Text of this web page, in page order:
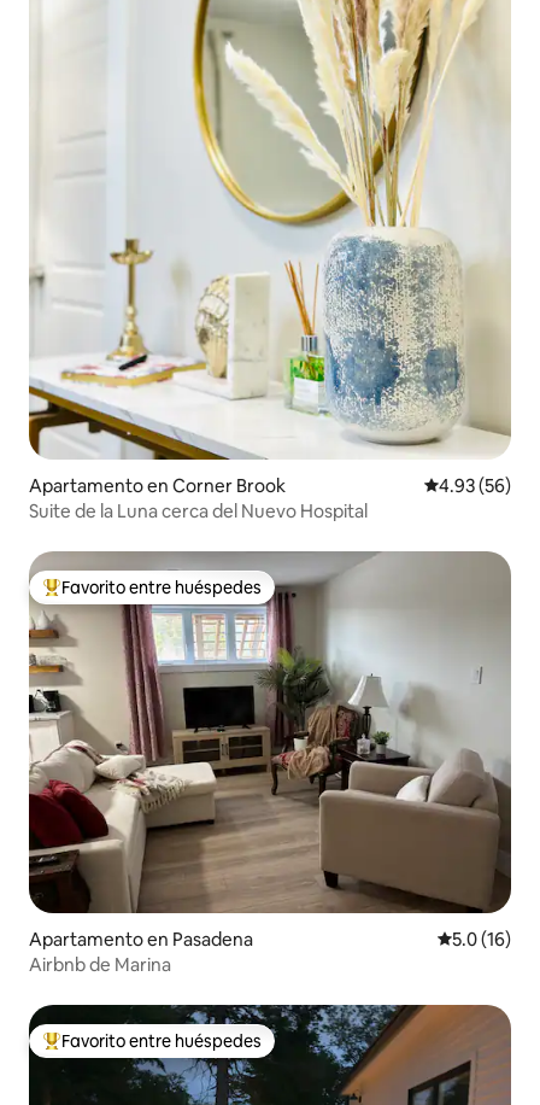
Apartamento en Corner Brook Calificación
4.93 (56)
Suite de la Luna cerca del Nuevo Hospital
Favorito entre huéspedes preferido
Favorito entre huéspedes
Apartamento en Pasadena Calificación
5.0 (16)
Airbnb de Marina
Favorito entre huéspedes preferido
Favorito entre huéspedes